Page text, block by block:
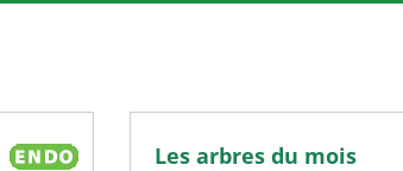
Les arbres du mois